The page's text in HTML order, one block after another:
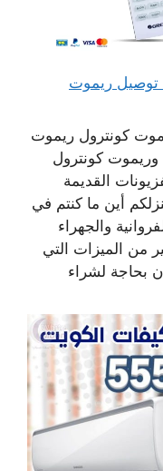
توصيل ريموت للمنزل 66041166 توصيل ريموت
كونترول ريموت
وريموت كونترول
القديمة
أين ما كنتم في
والجهراء
من الميزات التي
بحاجة لشراء